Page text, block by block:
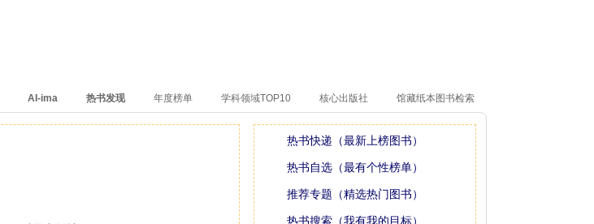
AI-ima 热书发现 年度榜单 学科领域TOP10 核心出版社 馆藏纸本图书检索
热书快递（最新上榜图书）
热书自选（最有个性榜单）
推荐专题（精选热门图书）
热书搜索（我有我的目标）